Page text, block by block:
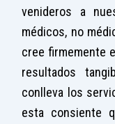
venideros a
médicos, no
cree firmemente
resultados
conlleva los
esta consiente